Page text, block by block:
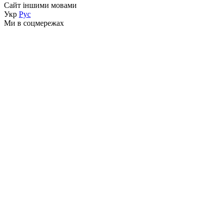
Сайт іншими мовами
Укр Рус
Ми в соцмережах